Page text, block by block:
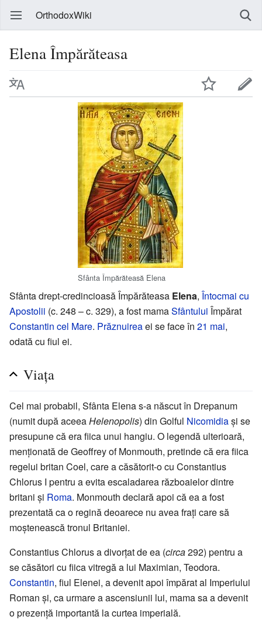
OrthodoxWiki
Elena Împărăteasa
Sfânta Împărăteasă Elena
Sfânta drept-credincioasă Împărăteasa Elena, Întocmai cu
Apostolii (c. 248 – c. 329), a fost mamaSfântului Împărat
Constantin cel Mare. Prăznuireaei se face în 21 mai,
odată cu fiul ei.
Viața
Cel mai probabil, Sfânta Elena s-a născut în Drepanum
(numit după aceeaHelenopolis) din Golful Nicomidiași se
presupune că era fiica unui hangiu. O legendă ulterioară,
menționată de Geoffrey of Monmouth, pretinde că era fiica
regelui britan Coel, care a căsătorit-o cu Constantius
Chlorus I pentru a evita escaladarea războaielor dintre
britani și Roma. Monmouth declară apoi că ea a fost
prezentată ca o regină deoarece nu avea frați care să
moștenească tronul Britaniei.
Constantius Chlorus a divorțat de ea (circa292) pentru a
se căsători cu fiica vitregă a lui Maximian, Teodora.
Constantin, fiul Elenei, a devenit apoi împărat al Imperiului
Roman și, ca urmare a ascensiunii lui, mama sa a devenit
o prezență importantă la curtea imperială.